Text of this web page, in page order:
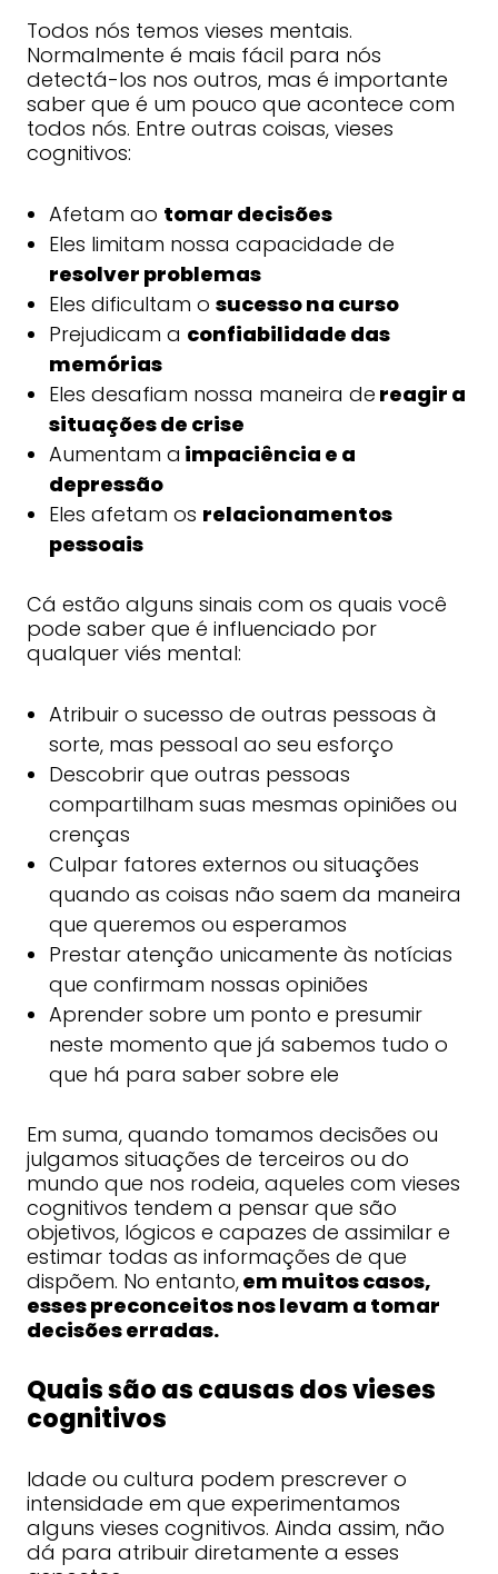
Todos nós temos vieses mentais.
Normalmente é mais fácil para nós
detectá-los nos outros, mas é importante
saber que é um pouco que acontece com
todos nós. Entre outras coisas, vieses
cognitivos:
Afetam ao tomar decisões
Eles limitam nossa capacidade de
resolver problemas
Eles dificultam o sucesso na curso
Prejudicam a confiabilidade das
memórias
Eles desafiam nossa maneira de reagir a
situações de crise
Aumentam a impaciência e a
depressão
Eles afetam os relacionamentos
pessoais
Cá estão alguns sinais com os quais você
pode saber que é influenciado por
qualquer viés mental:
Atribuir o sucesso de outras pessoas à
sorte, mas pessoal ao seu esforço
Descobrir que outras pessoas
compartilham suas mesmas opiniões ou
crenças
Culpar fatores externos ou situações
quando as coisas não saem da maneira
que queremos ou esperamos
Prestar atenção unicamente às notícias
que confirmam nossas opiniões
Aprender sobre um ponto e presumir
neste momento que já sabemos tudo o
que há para saber sobre ele
Em suma, quando tomamos decisões ou
julgamos situações de terceiros ou do
mundo que nos rodeia, aqueles com vieses
cognitivos tendem a pensar que são
objetivos, lógicos e capazes de assimilar e
estimar todas as informações de que
dispõem. No entanto,em muitos casos,
esses preconceitos nos levam a tomar
decisões erradas.
Quais são as causas dos vieses
cognitivos
Idade ou cultura podem prescrever o
intensidade em que experimentamos
alguns vieses cognitivos. Ainda assim, não
dá para atribuir diretamente a esses